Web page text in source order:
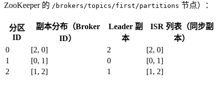
ZooKeeper 的 /brokers/topics/first/partitions 节点）：
分区
ID
副本分布（Broker
ID）
Leader 副
本
ISR 列表（同步副
本）
0
[2, 0] 2
[2, 0]
1
[0, 1] 0
[0, 1]
2
[1, 2] 1 [1, 2]